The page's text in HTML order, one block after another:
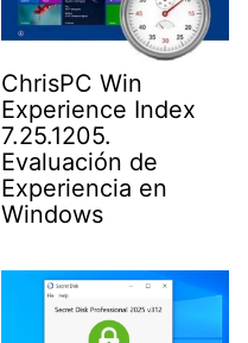
ChrisPC Win
Experience Index
7.25.1205.
Evaluación de
Experiencia en
Windows